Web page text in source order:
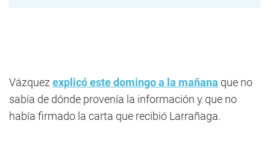
Vázquez explicó este domingo a la mañana que no
sabía de dónde provenía la información y que no
había firmado la carta que recibió Larrañaga.